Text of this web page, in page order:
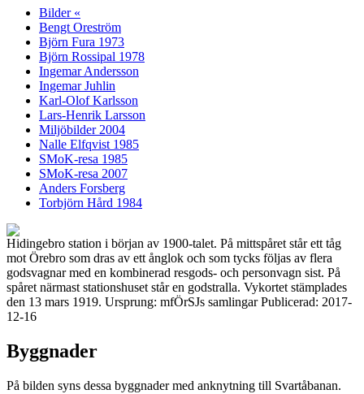
Bilder «
Bengt Oreström
Björn Fura 1973
Björn Rossipal 1978
Ingemar Andersson
Ingemar Juhlin
Karl-Olof Karlsson
Lars-Henrik Larsson
Miljöbilder 2004
Nalle Elfqvist 1985
SMoK-resa 1985
SMoK-resa 2007
Anders Forsberg
Torbjörn Hård 1984
Hidingebro station i början av 1900-talet. På mittspåret står ett tåg
mot Örebro som dras av ett ånglok och som tycks följas av flera
godsvagnar med en kombinerad resgods- och personvagn sist. På
spåret närmast stationshuset står en godstralla. Vykortet stämplades
den 13 mars 1919. Ursprung: mfÖrSJs samlingar Publicerad: 2017-
12-16
Byggnader
På bilden syns dessa byggnader med anknytning till Svartåbanan.